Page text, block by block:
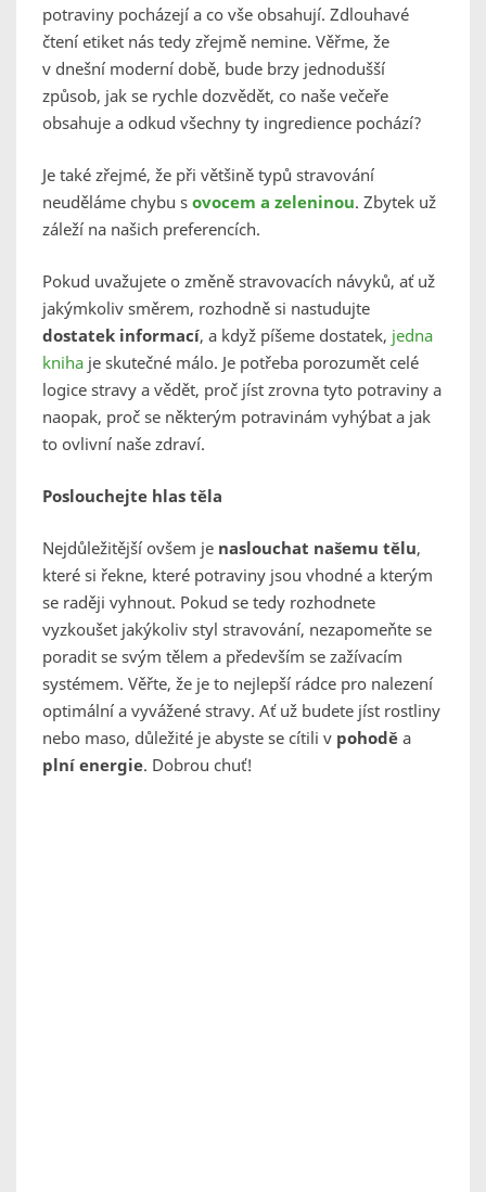
potraviny pocházejí a co vše obsahují. Zdlouhavé
čtení etiket nás tedy zřejmě nemine. Věřme, že
v dnešní moderní době, bude brzy jednodušší
způsob, jak se rychle dozvědět, co naše večeře
obsahuje a odkud všechny ty ingredience pochází?
Je také zřejmé, že při většině typů stravování
neuděláme chybu s ovocem a zeleninou. Zbytek už
záleží na našich preferencích.
Pokud uvažujete o změně stravovacích návyků, ať už
jakýmkoliv směrem, rozhodně si nastudujte
dostatek informací, a když píšeme dostatek, jedna
kniha je skutečné málo. Je potřeba porozumět celé
logice stravy a vědět, proč jíst zrovna tyto potraviny a
naopak, proč se některým potravinám vyhýbat a jak
to ovlivní naše zdraví.
Poslouchejte hlas těla
Nejdůležitější ovšem je naslouchat našemu tělu,
které si řekne, které potraviny jsou vhodné a kterým
se raději vyhnout. Pokud se tedy rozhodnete
vyzkoušet jakýkoliv styl stravování, nezapomeňte se
poradit se svým tělem a především se zažívacím
systémem. Věřte, že je to nejlepší rádce pro nalezení
optimální a vyvážené stravy. Ať už budete jíst rostliny
nebo maso, důležité je abyste se cítili v pohodě a
plní energie. Dobrou chuť!